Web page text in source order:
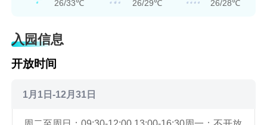
26/33℃ 26/29℃ 26/28℃
入园信息
开放时间
1月1日-12月31日